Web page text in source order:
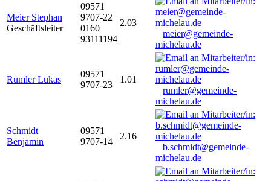
Meier Stephan
Geschäftsleiter
09571
9707-22
0160
93111194
2.03
meier@gemeinde-
michelau.de
Rumler Lukas
09571
9707-23
1.01
rumler@gemeinde-
michelau.de
Schmidt
Benjamin
09571
9707-14
2.16
b.schmidt@gemeinde-
michelau.de